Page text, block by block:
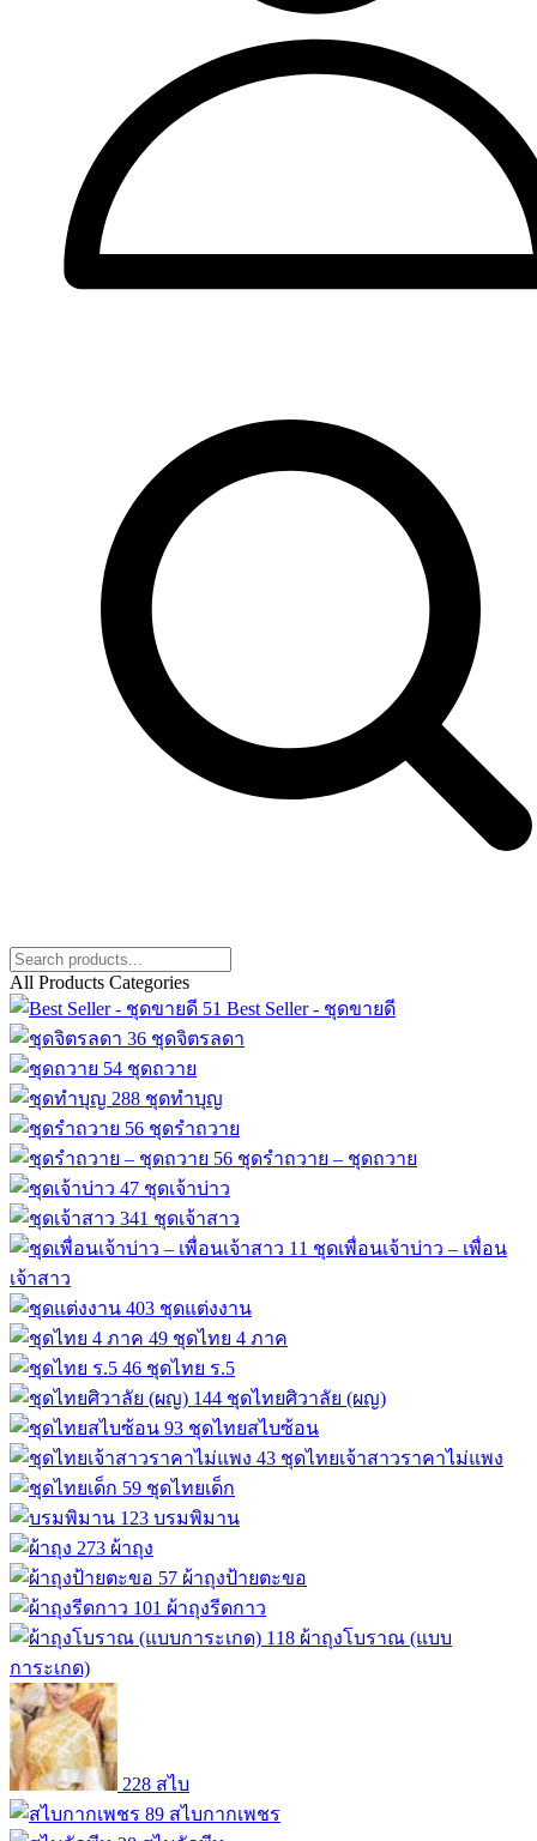
All Products Categories
51 Best Seller - ชุดขายดี
36 ชุดจิตรลดา
54 ชุดถวาย
288 ชุดทำบุญ
56 ชุดรำถวาย
56 ชุดรำถวาย – ชุดถวาย
47 ชุดเจ้าบ่าว
341 ชุดเจ้าสาว
11 ชุดเพื่อนเจ้าบ่าว – เพื่อน
เจ้าสาว
403 ชุดแต่งงาน
49 ชุดไทย 4 ภาค
46 ชุดไทย ร.5
144 ชุดไทยศิวาลัย (ผญ)
93 ชุดไทยสไบซ้อน
43 ชุดไทยเจ้าสาวราคาไม่แพง
59 ชุดไทยเด็ก
123 บรมพิมาน
273 ผ้าถุง
57 ผ้าถุงป้ายตะขอ
101 ผ้าถุงรีดกาว
118 ผ้าถุงโบราณ (แบบ
การะเกด)
228 สไบ
89 สไบกากเพชร